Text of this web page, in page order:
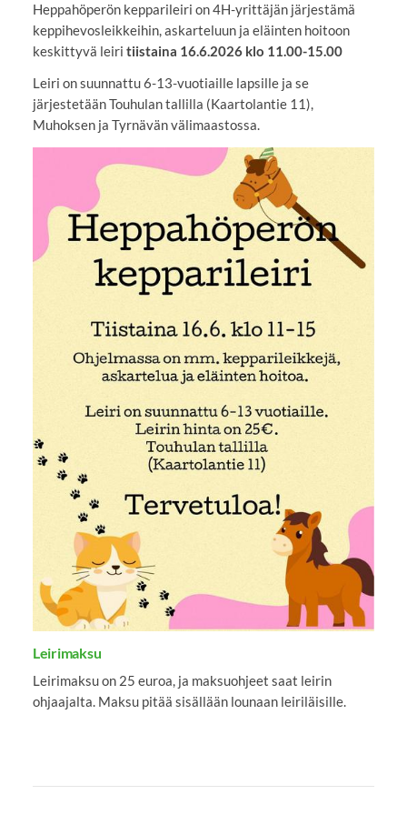
Heppahöperön kepparileiri on 4H-yrittäjän järjestämä
keppihevosleikkeihin, askarteluun ja eläinten hoitoon
keskittyvä leiri tiistaina 16.6.2026 klo 11.00-15.00
Leiri on suunnattu 6-13-vuotiaille lapsille ja se
järjestetään Touhulan tallilla (Kaartolantie 11),
Muhoksen ja Tyrnävän välimaastossa.
Leirimaksu
Leirimaksu on 25 euroa, ja maksuohjeet saat leirin
ohjaajalta. Maksu pitää sisällään lounaan leiriläisille.